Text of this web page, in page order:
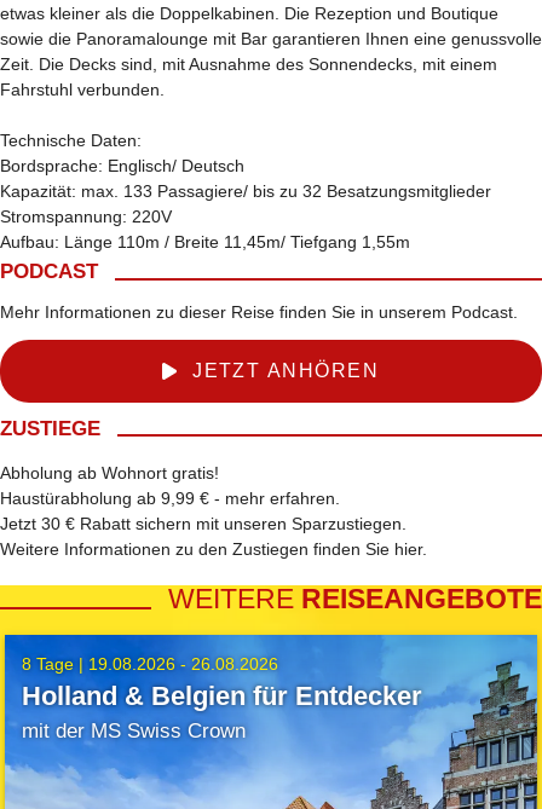
etwas kleiner als die Doppelkabinen. Die Rezeption und Boutique
sowie die Panoramalounge mit Bar garantieren Ihnen eine genussvolle
Zeit. Die Decks sind, mit Ausnahme des Sonnendecks, mit einem
Fahrstuhl verbunden.
Technische Daten:
Bordsprache: Englisch/ Deutsch
Kapazität: max. 133 Passagiere/ bis zu 32 Besatzungsmitglieder
Stromspannung: 220V
Aufbau: Länge 110m / Breite 11,45m/ Tiefgang 1,55m
PODCAST
Mehr Informationen zu dieser Reise finden Sie in unserem Podcast.
JETZT ANHÖREN
ZUSTIEGE
Abholung ab Wohnort gratis!
Haustürabholung ab 9,99 € - mehr erfahren.
Jetzt 30 € Rabatt sichern mit unseren Sparzustiegen.
Weitere Informationen zu den Zustiegen finden Sie hier.
WEITERE REISEANGEBOTE
8 Tage | 19.08.2026 - 26.08.2026
Holland & Belgien für Entdecker
mit der MS Swiss Crown